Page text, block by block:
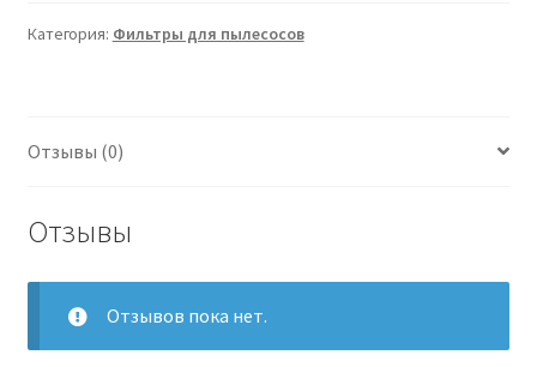
фильтров
шт.
Категория: Фильтры для пылесосов
Отзывы (0)
Отзывы
Отзывов пока нет.